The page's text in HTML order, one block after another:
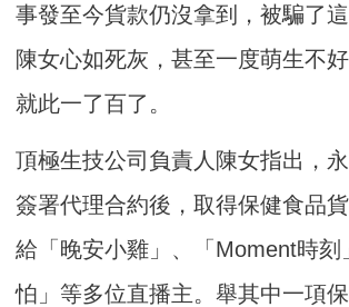
事發至今貨款仍沒拿到，被騙了
陳女心如死灰，甚至一度萌生不
就此一了百了。
頂極生技公司負責人陳女指出，
簽署代理合約後，取得保健食品
給「晚安小雞」、「Moment時刻
怕」等多位直播主。舉其中一項保